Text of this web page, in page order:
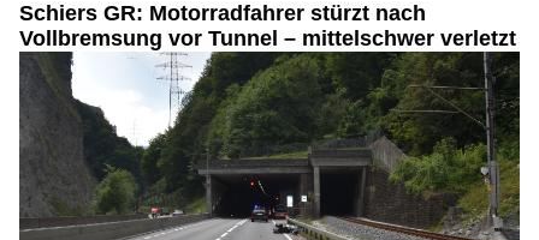
Schiers GR: Motorradfahrer stürzt nach
Vollbremsung vor Tunnel – mittelschwer verletzt